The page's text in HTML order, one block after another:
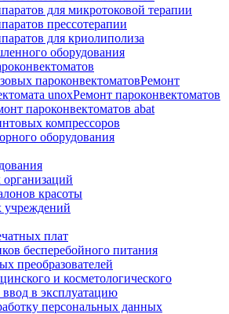
для микротоковой терапии
прессотерапии
для криолиполиза
оборудования
пароконвектоматовРемонт
unoxРемонт пароконвектоматов
пароконвектоматов abat
компрессоров
оборудования
красоты
плат
бесперебойного питания
преобразователей
и косметологического
в эксплуатацию
персональных данных